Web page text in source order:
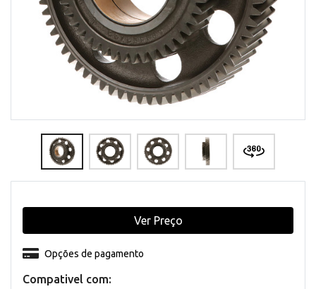
Compativel com:
Opções de pagamento
Ver Preço